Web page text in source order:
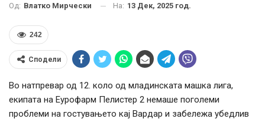
Од: Влатко Мирчески На: 13 Дек, 2025 год.
242
Сподели
Во натпревар од 12. коло од младинската машка лига,
екипата на Еурофарм Пелистер 2 немаше поголеми
проблеми на гостувањето кај Вардар и забележа убедлив